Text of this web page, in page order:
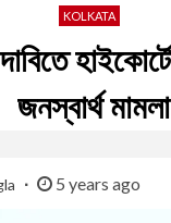
KOLKATA
জনস্বার্থ মামলা
5 years ago